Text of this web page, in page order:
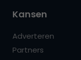
Kansen
Adverteren
Partners